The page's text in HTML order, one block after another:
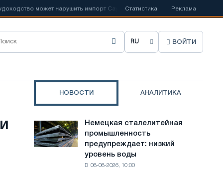
может нарушить импорт Саудовской стали 📰Испанский
Статистика Реклама
В
б
т
ь
я
ВОЙТИ
НОВОСТИ АНАЛИТИКА
Немецкая
сталелитейная
промышленность
предупреждает:
Немецкая сталелитейная
промышленность
предупреждает: низкий
уровень воды
08-08-2026, 10:00